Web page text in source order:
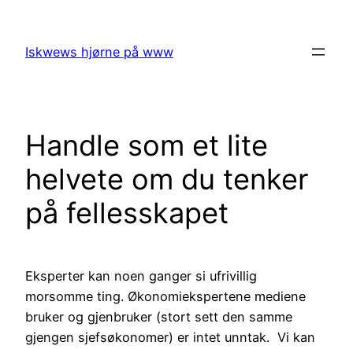
content
Iskwews hjørne på www
Handle som et lite
helvete om du tenker
på fellesskapet
Eksperter kan noen ganger si ufrivillig
morsomme ting. Økonomiekspertene mediene
bruker og gjenbruker (stort sett den samme
gjengen sjefsøkonomer) er intet unntak. Vi kan